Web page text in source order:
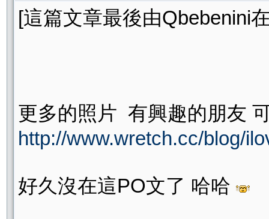
[這篇文章最後由Qbebenini
更多的照片 有興趣的朋友
http://www.wretch.cc/blog/
好久沒在這PO文了 哈哈